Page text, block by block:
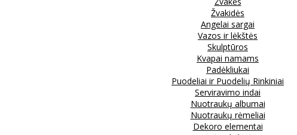
Žvakidės
Angelai sargai
Vazos ir lėkštės
Skulptūros
Kvapai namams
Padėkliukai
Puodeliai ir Puodelių Rinkiniai
Serviravimo indai
Nuotraukų albumai
Nuotraukų rėmeliai
Dekoro elementai